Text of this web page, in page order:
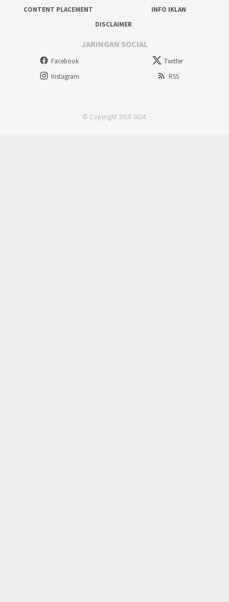
CONTENT PLACEMENT
INFO IKLAN
DISCLAIMER
JARINGAN SOCIAL
Facebook
Twitter
Instagram
RSS
© Copyright 2018-2024.